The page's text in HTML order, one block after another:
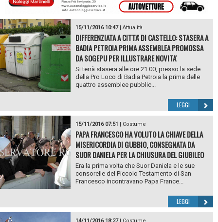
15/11/2016 10:47| Attualità
DIFFERENZIATA A CITTA' DI CASTELLO: STASERA A
BADIA PETROIA PRIMA ASSEMBLEA PROMOSSA
DA SOGEPU PER ILLUSTRARE NOVITA'
Si terrà stasera alle ore 21.00, presso la sede
della Pro Loco di Badia Petroia la prima delle
quattro assemblee pubblic...
LEGGI
15/11/2016 07:51 Costume
PAPA FRANCESCO HA VOLUTO LA CHIAVE DELLA
MISERICORDIA DI GUBBIO, CONSEGNATA DA
SUOR DANIELA PER LA CHIUSURA DEL GIUBILEO
Era la prima volta che Suor Daniela e le sue
consorelle del Piccolo Testamento di San
Francesco incontravano Papa France...
LEGGI